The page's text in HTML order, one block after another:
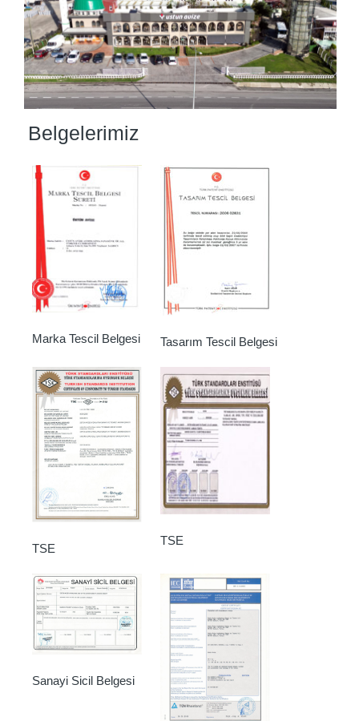
Belgelerimiz
Marka Tescil Belgesi Tasarım Tescil Belgesi
TSE
TSE
Sanayi Sicil Belgesi